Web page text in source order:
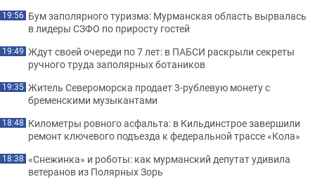
19:56 Бум заполярного туризма: Мурманская область вырвалась
в лидеры СЗФО по приросту гостей
19:49 Ждут своей очереди по 7 лет: в ПАБСИ раскрыли секреты
ручного труда заполярных ботаников
19:35 Житель Североморска продает 3-рублевую монету с
бременскими музыкантами
18:48 Километры ровного асфальта: в Кильдинстрое завершили
ремонт ключевого подъезда к федеральной трассе «Кола»
18:38 «Снежинка» и роботы: как мурманский депутат удивила
ветеранов из Полярных Зорь